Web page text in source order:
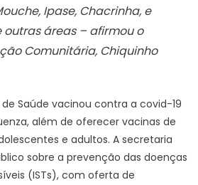
Ipase, Chacrinha, e
outras áreas – afirmou o
Comunitária, Chiquinho
Saúde vacinou contra a covid-19
além de oferecer vacinas de
e adultos. A secretaria
sobre a prevenção das doenças
(ISTs), com oferta de